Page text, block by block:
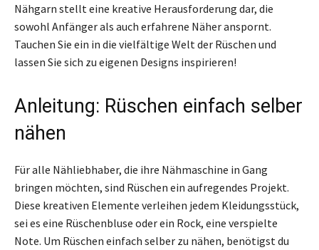
Nähgarn stellt eine kreative Herausforderung dar, die
sowohl Anfänger als auch erfahrene Näher anspornt.
Tauchen Sie ein in die vielfältige Welt der Rüschen und
lassen Sie sich zu eigenen Designs inspirieren!
Anleitung: Rüschen einfach selber
nähen
Für alle Nähliebhaber, die ihre Nähmaschine in Gang
bringen möchten, sind Rüschen ein aufregendes Projekt.
Diese kreativen Elemente verleihen jedem Kleidungsstück,
sei es eine Rüschenbluse oder ein Rock, eine verspielte
Note. Um Rüschen einfach selber zu nähen, benötigst du